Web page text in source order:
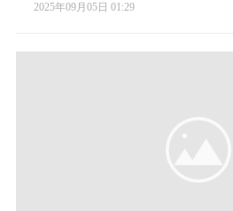
2025年09月05日 01:29